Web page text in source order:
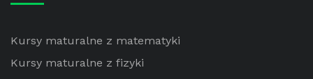
Kursy maturalne z matematyki
Kursy maturalne z fizyki